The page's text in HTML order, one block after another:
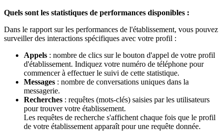
Quels sont les statistiques de performances disponibles :
Dans le rapport sur les performances de l'établissement, vous pouvez
surveiller des interactions spécifiques avec votre profil :
Appels : nombre de clics sur le bouton d'appel de votre profil
d'établissement. Indiquez votre numéro de téléphone pour
commencer à effectuer le suivi de cette statistique.
Messages : nombre de conversations uniques dans la
messagerie.
Recherches : requêtes (mots-clés) saisies par les utilisateurs
pour trouver votre établissement.
Les requêtes de recherche s'affichent chaque fois que le profil
de votre établissement apparaît pour une requête donnée.